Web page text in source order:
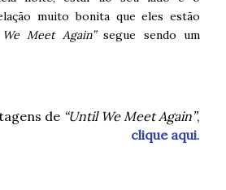
muito bonita que eles estão
Meet Again”segue sendo um
de “Until We Meet Again”,
clique aqui.